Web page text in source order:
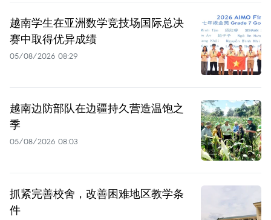
越南学生在亚洲数学竞技场国际总决
赛中取得优异成绩
05/08/2026 08:29
越南边防部队在边疆持久营造温饱之
季
05/08/2026 08:03
抓紧完善校舍，改善困难地区教学条
件